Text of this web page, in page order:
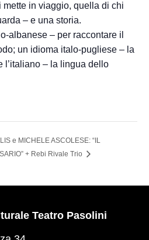
in viaggio, quella di chi
– e una storia.
albanese – per raccontare il
un idioma italo-pugliese – la
l’italiano – la lingua dello
e MICHELE ASCOLESE: “IL
+ Rebi Rivale Trio
Teatro Pasolini